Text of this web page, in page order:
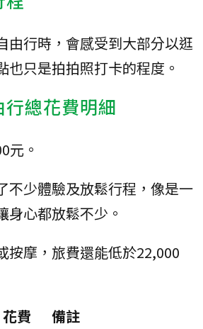
由行時，會感受到大部分以逛
也只是拍拍照打卡的程度。
總花費明細
元。
不少體驗及放鬆行程，像是一
身心都放鬆不少。
按摩，旅費還能低於22,000
花費
備註